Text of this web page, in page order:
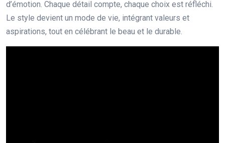
d’émotion. Chaque détail compte, chaque choix est réfléchi.
Le style devient un mode de vie, intégrant valeurs et
aspirations, tout en célébrant le beau et le durable.